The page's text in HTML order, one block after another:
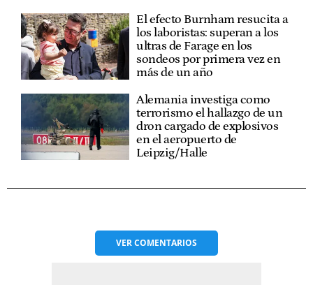
El efecto Burnham resucita a
los laboristas: superan a los
ultras de Farage en los
sondeos por primera vez en
más de un año
Alemania investiga como
terrorismo el hallazgo de un
dron cargado de explosivos
en el aeropuerto de
Leipzig/Halle
VERCOMENTARIOS